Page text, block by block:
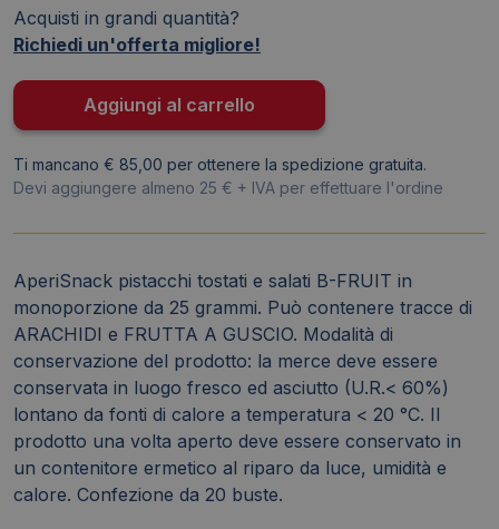
monoporzione
25
g
01-
(conf.20)
Acquisti in grandi quantità?
Richiedi un'offerta migliore!
Aggiungi al carrello
Ti mancano € 85,00 per ottenere la spedizione gratuita.
Devi aggiungere almeno 25 € + IVA per effettuare l'ordine
AperiSnack pistacchi tostati e salati B-FRUIT in
monoporzione da 25 grammi. Può contenere tracce di
ARACHIDI e FRUTTA A GUSCIO. Modalità di
conservazione del prodotto: la merce deve essere
conservata in luogo fresco ed asciutto (U.R.< 60%)
lontano da fonti di calore a temperatura < 20 °C. Il
prodotto una volta aperto deve essere conservato in
un contenitore ermetico al riparo da luce, umidità e
calore. Confezione da 20 buste.